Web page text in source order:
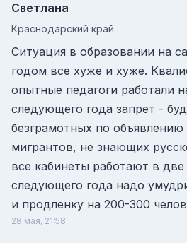
Светлана
Краснодарский край
Ситуация в образовании на
годом все хуже и хуже.
опытные педагоги работали
следующего года запрет -
безграмотных по объявлению
мигрантов, не знающих
все кабинеты работают в
следующего года надо
и продленку на 200-300
28 мая, 21:58